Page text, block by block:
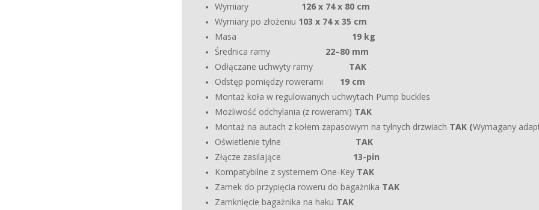
Wymiary 126 x 74 x 80 cm
Wymiary po złożeniu 103 x 74 x 35 cm
Masa 19 kg
Średnica ramy 22–80 mm
Odłączane uchwyty ramy TAK
Odstęp pomiędzy rowerami 19 cm
Montaż koła w regulowanych uchwytach Pump buckles
Możliwość odchylania (z rowerami) TAK
Montaż na autach z kołem zapasowym na tylnych drzwiach TAK (Wymagany
Oświetlenie tylne TAK
Złącze zasilające 13-pin
Kompatybilne z systemem One-Key TAK
Zamek do przypięcia roweru do bagażnika TAK
Zamknięcie bagażnika na haku TAK